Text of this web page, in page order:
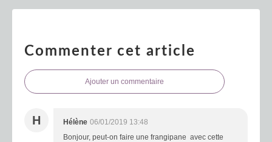
Commenter cet article
Ajouter un commentaire
H Hélène 06/01/2019 13:48
Bonjour, peut-on faire une frangipane avec cette